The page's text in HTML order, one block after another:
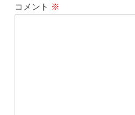
シ
コメント ※